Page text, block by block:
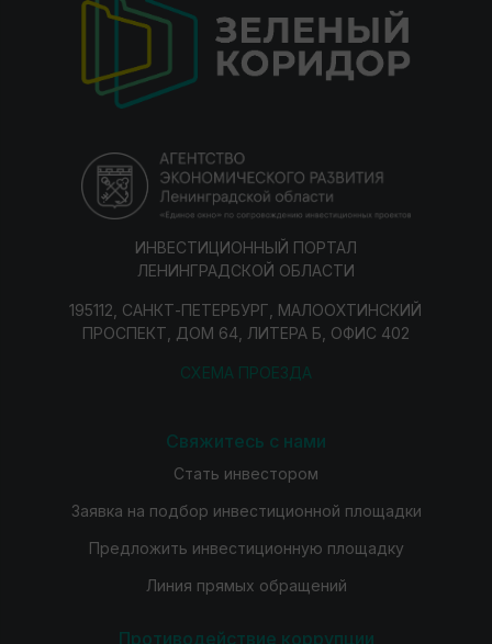
ИНВЕСТИЦИОННЫЙ ПОРТАЛ
ЛЕНИНГРАДСКОЙ ОБЛАСТИ
195112, САНКТ-ПЕТЕРБУРГ, МАЛООХТИНСКИЙ
ПРОСПЕКТ, ДОМ 64, ЛИТЕРА Б, ОФИС 402
СХЕМА ПРОЕЗДА
Свяжитесь с нами
Стать инвестором
Заявка на подбор инвестиционной площадки
Предложить инвестиционную площадку
Линия прямых обращений
Противодействие коррупции